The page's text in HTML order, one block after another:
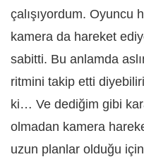
çalışıyordum. Oyuncu
kamera da hareket
sabitti. Bu anlamda
ritmini takip etti
ki… Ve dediğim gibi
olmadan kamera
uzun planlar olduğu